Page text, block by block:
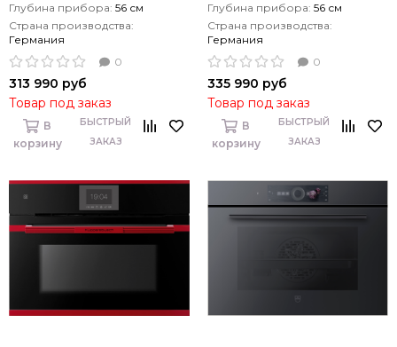
Глубина прибора: 56 см
Страна производства:
Германия
0
313 990 руб
Товар под заказ
В
корзину
БЫСТРЫЙ
ЗАКАЗ
Глубина прибора: 56 см
Страна производства:
Германия
0
335 990 руб
Товар под заказ
В
корзину
БЫСТРЫЙ
ЗАКАЗ